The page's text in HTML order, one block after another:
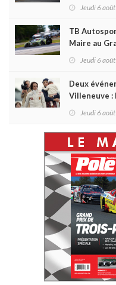
Jeudi 6
TB
Maire au
Jeudi 6
Deux
Villeneuve :
Jeudi 6